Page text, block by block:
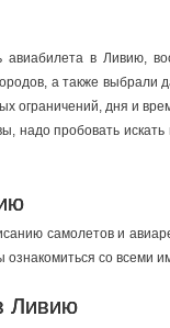
в Ливию,
а также
ограничений, дня и
надо пробовать
самолетов и
со всеми
Ливию